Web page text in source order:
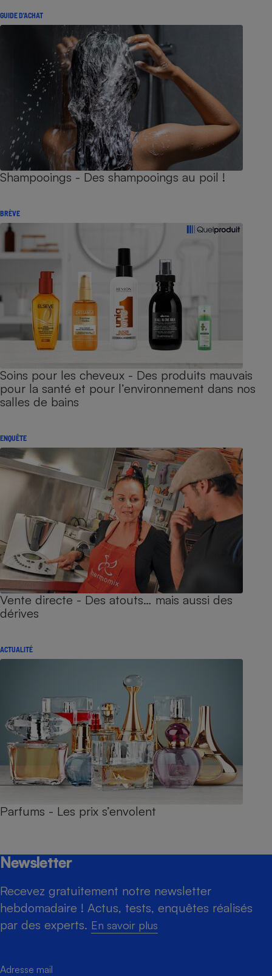
GUIDE D'ACHAT
Shampooings - Des shampooings au poil !
BRÈVE
Soins pour les cheveux - Des produits mauvais
pour la santé et pour l’environnement dans nos
salles de bains
ENQUÊTE
Vente directe - Des atouts… mais aussi des
dérives
ACTUALITÉ
Parfums - Les prix s’envolent
Newsletter
Recevez gratuitement notre newsletter
hebdomadaire ! Actus, tests, enquêtes réalisés
par des experts. En savoir plus
Adresse mail